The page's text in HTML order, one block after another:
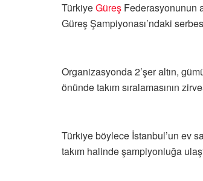
TürkiyeGüreş Federasyonunun
Güreş Şampiyonası’ndaki
Organizasyonda 2’şer altın,
önünde takım sıralamasının
Türkiye böylece İstanbul’un ev
takım halinde şampiyonluğa